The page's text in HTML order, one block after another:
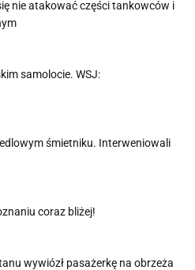
nie atakować części tankowców i
samolocie. WSJ:
śmietniku. Interweniowali
coraz bliżej!
wywiózł pasażerkę na obrzeża